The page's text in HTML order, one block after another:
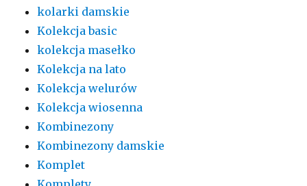
kolarki damskie
Kolekcja basic
kolekcja masełko
Kolekcja na lato
Kolekcja welurów
Kolekcja wiosenna
Kombinezony
Kombinezony damskie
Komplet